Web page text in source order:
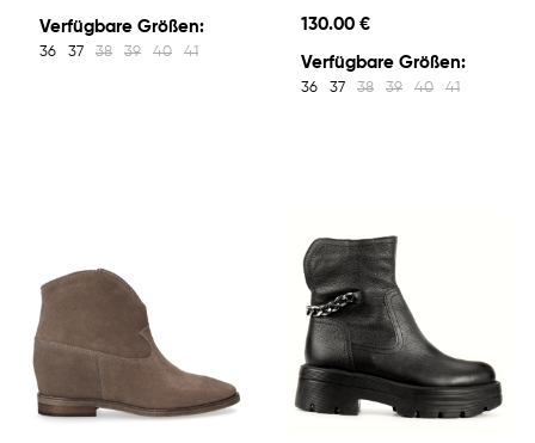
Verfügbare Größen:
36 37 38 39 40 41
130.00 €
Verfügbare Größen:
36 37 38 39 40 41